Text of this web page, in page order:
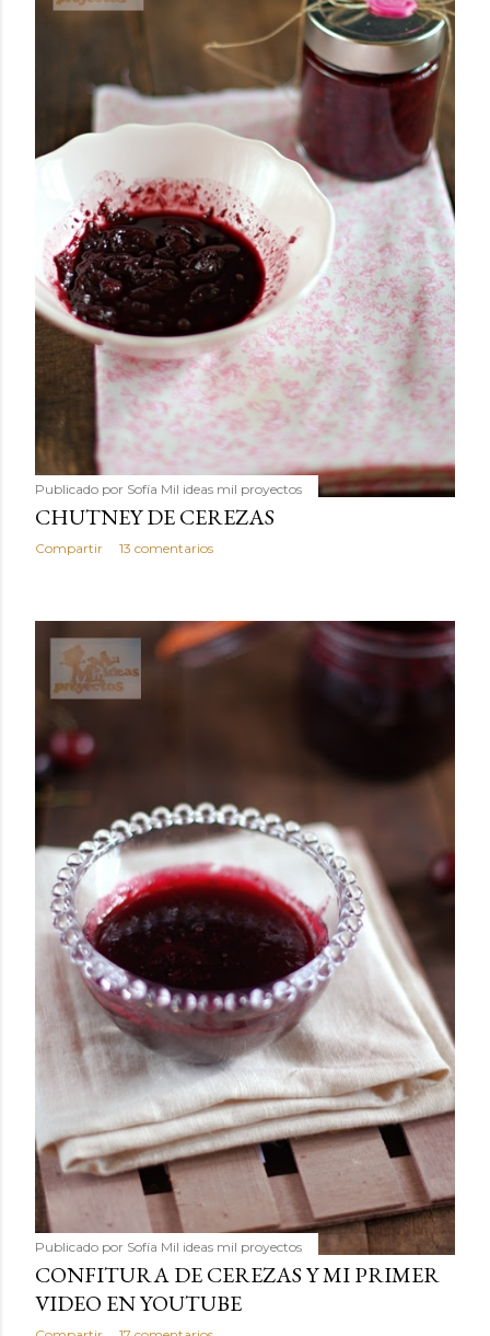
Publicado por Sofía Mil ideas mil proyectos
CHUTNEY DE CEREZAS
Compartir 13 comentarios
Publicado por Sofía Mil ideas mil proyectos
CONFITURA DE CEREZAS Y MI PRIMER
VIDEO EN YOUTUBE